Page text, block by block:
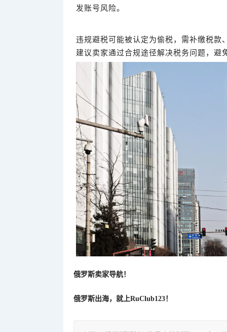
发账号风险。
违规避税可能被认定为偷税，需补缴税款
建议卖家通过合规途径解决税务问题，
俄罗斯卖家导航！
俄罗斯出海，就上RuClub123！